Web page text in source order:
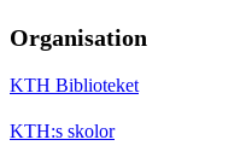
Organisation
KTH Biblioteket
KTH:s skolor